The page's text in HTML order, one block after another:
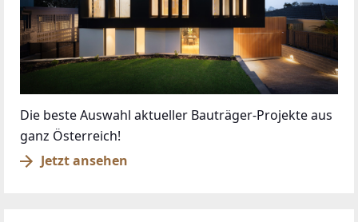
Die beste Auswahl aktueller Bauträger-Projekte aus
ganz Österreich!
Jetzt ansehen